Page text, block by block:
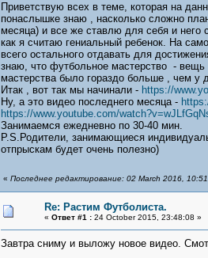
Приветствую всех в теме, которая на
понаслышке знаю , насколько сложно
месяца) и все же ставлю для себя и него
как я считаю гениальный ребенок. На
всего остального отдавать для
знаю, что футбольное мастерство - вещь
мастерства было гораздо больше , чем у
Итак , вот так мы начинали - https://
Ну, а это видео последнего месяца -
https://www.youtube.com/
Занимаемся ежедневно по 30-40 мин.
P.S.Родители, занимающиеся
отпрыскам будет очень полезно)
« Последнее редактирование: 02 March 2016,
Re: Растим Футболиста.
« Ответ #1 :24 October 2015, 23:48:08 »
Завтра сниму и выложу новое видео.